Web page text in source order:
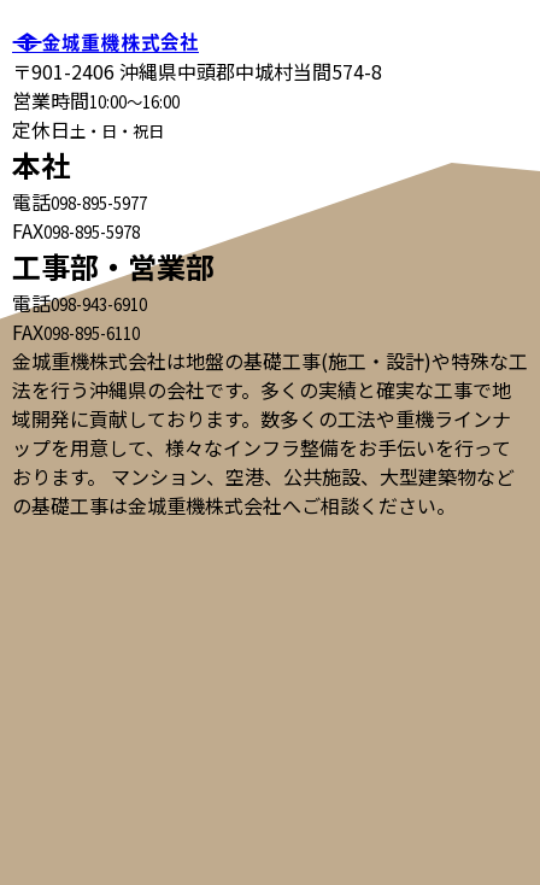
〒901-2406 沖縄県中頭郡中城村当間574-8
営業時間10:00～16:00
定休日土・日・祝日
本社
電話098-895-5977
FAX098-895-5978
工事部・営業部
電話098-943-6910
FAX098-895-6110
金城重機株式会社は地盤の基礎工事(施工・設計)や特殊な工
法を行う沖縄県の会社です。多くの実績と確実な工事で地
域開発に貢献しております。数多くの工法や重機ラインナ
ップを用意して、様々なインフラ整備をお手伝いを行って
おります。 マンション、空港、公共施設、大型建築物など
の基礎工事は金城重機株式会社へご相談ください。